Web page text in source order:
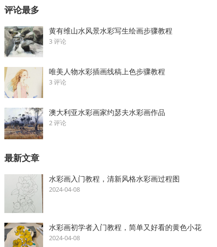
评论最多
黄有维山水风景水彩写生绘画步骤教程
3 评论
唯美人物水彩插画线稿上色步骤教程
3 评论
澳大利亚水彩画家约瑟夫水彩画作品
2 评论
最新文章
水彩画入门教程，清新风格水彩画过程图
2024-04-08
水彩画初学者入门教程，简单又好看的黄色小花
2024-04-08